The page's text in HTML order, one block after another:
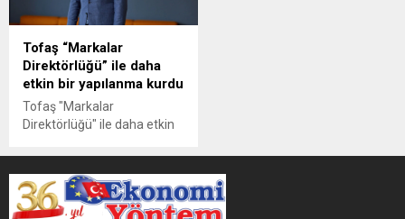
Tofaş “Markalar
Direktörlüğü” ile daha
etkin bir yapılanma kurdu
Tofaş "Markalar
Direktörlüğü" ile daha etkin
Türkiye'de temsil edilmekte
olan tüm Stellantis
markaları ile Filo ve 2. El
satış operasyonunun